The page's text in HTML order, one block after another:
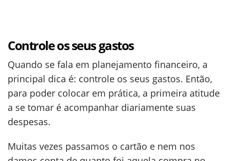
Controle os seus gastos
Quando se fala em planejamento financeiro, a
principal dica é: controle os seus gastos. Então,
para poder colocar em prática, a primeira atitude
a se tomar é acompanhar diariamente suas
despesas.
Muitas vezes passamos o cartão e nem nos